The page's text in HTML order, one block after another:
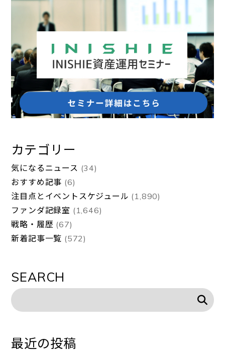
カテゴリー
気になるニュース (34)
おすすめ記事 (6)
注目点とイベントスケジュール (1,890)
ファンダ記録室 (1,646)
戦略・履歴 (67)
新着記事一覧 (572)
SEARCH
最近の投稿